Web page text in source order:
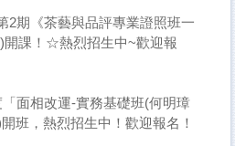
2期《茶藝與品評專業證照班一
開課！☆熱烈招生中~歡迎報
「面相改運-實務基礎班(何明璋
班，熱烈招生中！歡迎報名！